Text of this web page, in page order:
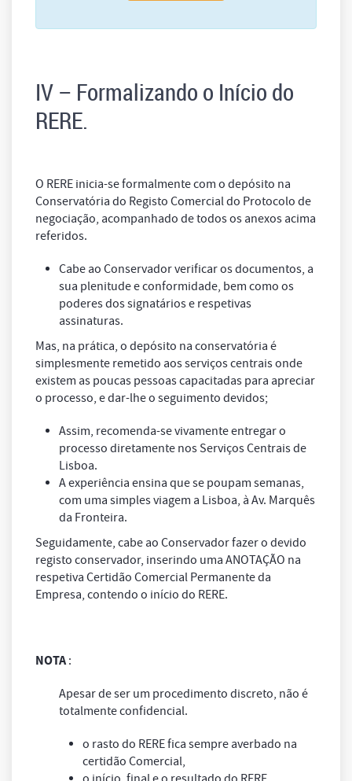
IV – Formalizando o Início do
RERE.
O RERE inicia-se formalmente com o depósito na
Conservatória do Registo Comercial do Protocolo de
negociação, acompanhado de todos os anexos acima
referidos.
Cabe ao Conservador verificar os documentos, a
sua plenitude e conformidade, bem como os
poderes dos signatários e respetivas
assinaturas.
Mas, na prática, o depósito na conservatória é
simplesmente remetido aos serviços centrais onde
existem as poucas pessoas capacitadas para apreciar
o processo, e dar-lhe o seguimento devidos;
Assim, recomenda-se vivamente entregar o
processo diretamente nos Serviços Centrais de
Lisboa.
A experiência ensina que se poupam semanas,
com uma simples viagem a Lisboa, à Av. Marquês
da Fronteira.
Seguidamente, cabe ao Conservador fazer o devido
registo conservador, inserindo uma ANOTAÇÃO na
respetiva Certidão Comercial Permanente da
Empresa, contendo o início do RERE.
NOTA:
Apesar de ser um procedimento discreto, não é
totalmente confidencial.
o rasto do RERE fica sempre averbado na
certidão Comercial,